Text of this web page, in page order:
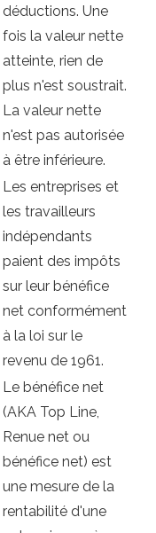
déductions. Une
fois la valeur nette
atteinte, rien de
plus n'est soustrait.
La valeur nette
n'est pas autorisée
à être inférieure.
Les entreprises et
les travailleurs
indépendants
paient des impôts
sur leur bénéfice
net conformément
à la loi sur le
revenu de 1961.
Le bénéfice net
(AKA Top Line,
Renue net ou
bénéfice net) est
une mesure de la
rentabilité d'une